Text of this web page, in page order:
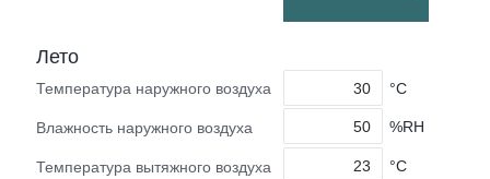
Лето
Температура наружного воздуха °C
Влажность наружного воздуха %RH
Температура вытяжного воздуха °C